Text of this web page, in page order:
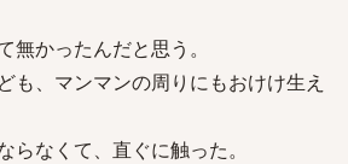
無かったんだと思う。
も、マンマンの周りにもおけけ生え
らなくて、直ぐに触った。